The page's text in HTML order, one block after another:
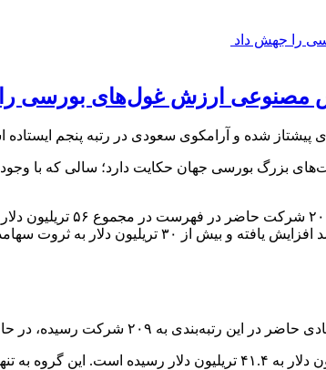
سال کم‌سابقه برای شرکت‌های بزرگ بورسی جهان حکایت دارد؛ سالی
حالی که این رقم سال قبل ۱۸۶ شرکت بود.